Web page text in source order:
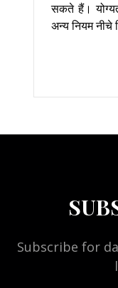
सकते हैं।
अन्य नियम नीचे
Subscribe for